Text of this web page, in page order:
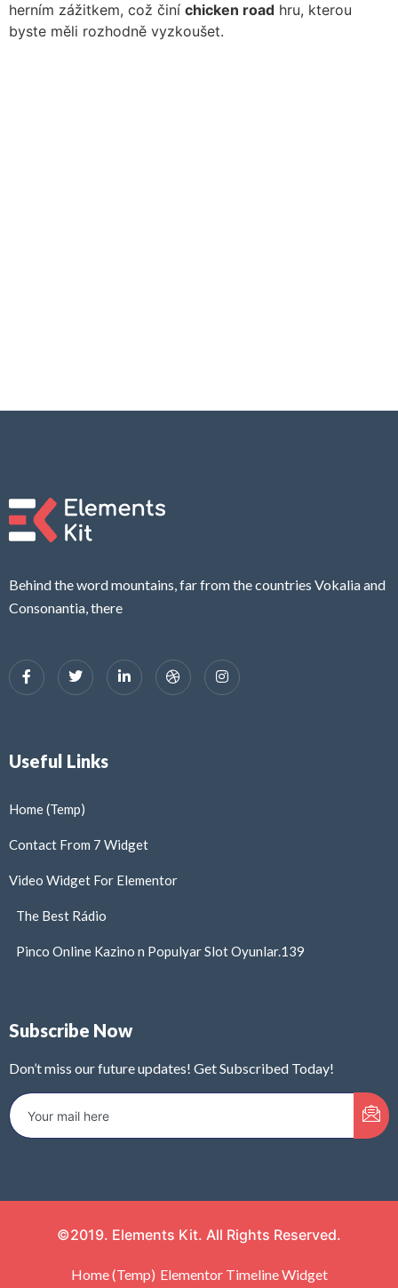
herním zážitkem, což činí chicken road hru, kterou
byste měli rozhodně vyzkoušet.
Behind the word mountains, far from the countries Vokalia and
Consonantia, there
Useful Links
Home (Temp)
Contact From 7 Widget
Video Widget For Elementor
The Best Rádio
Pinco Online Kazino n Populyar Slot Oyunlar.139
Subscribe Now
Don’t miss our future updates! Get Subscribed Today!
©2019. Elements Kit. All Rights Reserved.
Home (Temp) Elementor Timeline Widget